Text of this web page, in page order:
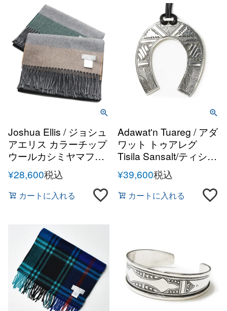
Joshua Ellis / ジョシュ
アエリス カラーチップ
ウールカシミヤマフラ
ー 30×180
¥28,600税込
カートに入れる
Adawat'n Tuareg / アダ
ワット トゥアレグ
Tisila Sansalt/ティシア
スンスルト シルバーハ
ンドメイドネックレス
¥39,600税込
カートに入れる